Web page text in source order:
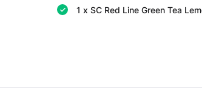
1 x SC Red Line Green Tea